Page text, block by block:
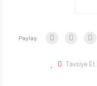
Paylaş:
Tavsiye Et